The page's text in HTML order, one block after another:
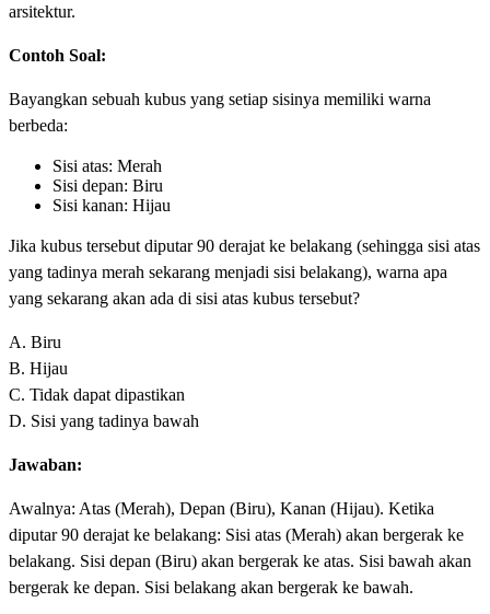
arsitektur.
Contoh Soal:
Bayangkan sebuah kubus yang setiap sisinya memiliki warna
berbeda:
Sisi atas: Merah
Sisi depan: Biru
Sisi kanan: Hijau
Jika kubus tersebut diputar 90 derajat ke belakang (sehingga sisi atas
yang tadinya merah sekarang menjadi sisi belakang), warna apa
yang sekarang akan ada di sisi atas kubus tersebut?
A. Biru
B. Hijau
C. Tidak dapat dipastikan
D. Sisi yang tadinya bawah
Jawaban:
Awalnya: Atas (Merah), Depan (Biru), Kanan (Hijau). Ketika
diputar 90 derajat ke belakang: Sisi atas (Merah) akan bergerak ke
belakang. Sisi depan (Biru) akan bergerak ke atas. Sisi bawah akan
bergerak ke depan. Sisi belakang akan bergerak ke bawah.